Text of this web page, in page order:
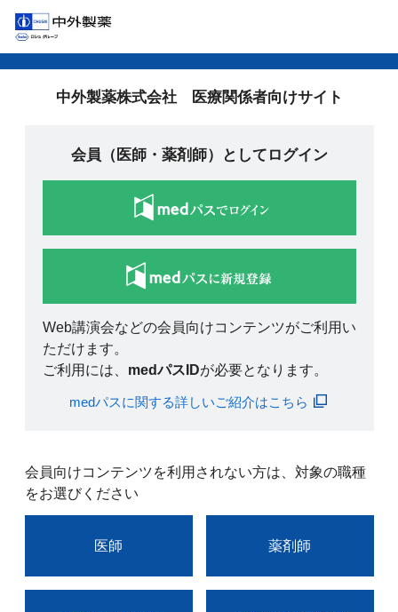
中外製薬株式会社 医療関係者向けサイト
会員（医師・薬剤師）としてログイン
Web講演会などの会員向けコンテンツがご利用い
ただけます。
ご利用には、 medパスIDが必要となります。
medパスに関する詳しいご紹介はこちら
会員向けコンテンツを利用されない方は、対象の職種
をお選びください
医師 薬剤師